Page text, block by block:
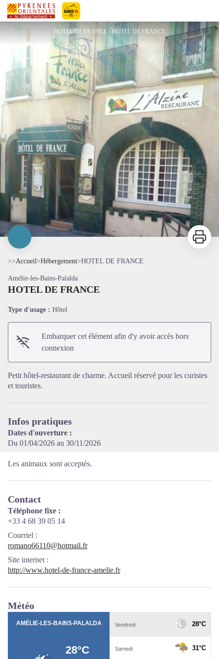
Pyrénées-Orientales Le Département
HOTEL DE FRANCE
HOTEL DE FRANCE - HOTEL DE FRANCE
Imprimer
>>Accueil>Hébergement>HOTEL DE FRANCE
Amélie-les-Bains-Palalda
HOTEL DE FRANCE
Type d'usage : Hôtel
Embarquer cet élément afin d'y avoir accès hors
connexion
Petit hôtel-restaurant de charme. Accueil réservé pour les curistes
et touristes.
Infos pratiques
Dates d'ouverture :
Du 01/04/2026 au 30/11/2026
Les animaux sont acceptés.
Contact
Téléphone fixe :
+33 4 68 39 05 14
Courriel :
romano66110@hotmail.fr
Site internet :
http://www.hotel-de-france-amelie.fr
Météo